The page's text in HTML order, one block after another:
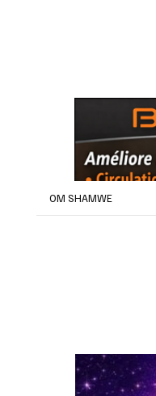
OM SHAMWE